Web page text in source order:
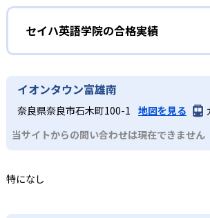
よい英語力を育成する。
2 振替レッスン無料
急な予定や体調不良で欠席した場合は、無
ンが受講可能。月単位の長期休学制度も用
通塾スケジュールの変更に柔軟に対応。学
継続できる仕組みが整っている。レッスン
音声化する方法）中心のレッスンで、ま
幼児期にリスニングの基礎を養いたい子
る。オールイングリッシュの環境下でも
ートするため、安心してスタートできる
ある保護者にも適した環境を提供する。
小学生
検定対策をしたい人
力を強化しながら英検Ⓡを受験したい子ど
る。振替レッスンが無料で継続しやすく、
どんなメリットがある
セイハ英語学院は、日本人講師と外国人
門的な指導が受けられる。日本人講師が
を深め、外国人講師がネイティブの発音
上させることで、総合的な英語力を育成
ンが無料で学習機会を逃さず、全国500以
センター内に教室があるため通いやすい。
どんなデメリットがある?
レッスン時間や曜日が教室の営業時間や
場合がある。
セイハ英語学院の合格実績
セイハ英語学院は合格実績を公式サイトで
イオンタウン富雄南
奈良県奈良市石木町100-1 地図を見る
当サイトからの問い合わせは現在できません
特になし